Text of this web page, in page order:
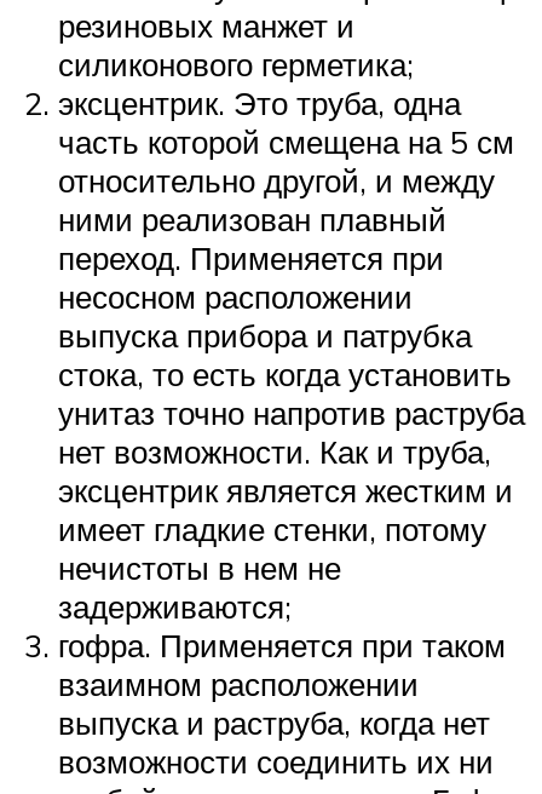
резиновых манжет и
силиконового герметика;
эксцентрик. Это труба, одна
часть которой смещена на 5 см
относительно другой, и между
ними реализован плавный
переход. Применяется при
несосном расположении
выпуска прибора и патрубка
стока, то есть когда установить
унитаз точно напротив раструба
нет возможности. Как и труба,
эксцентрик является жестким и
имеет гладкие стенки, потому
нечистоты в нем не
задерживаются;
гофра. Применяется при таком
взаимном расположении
выпуска и раструба, когда нет
возможности соединить их ни